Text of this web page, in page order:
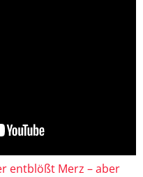
entblößt Merz – aber